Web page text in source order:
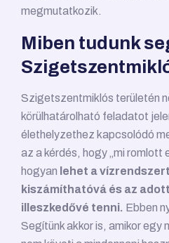
megmutatkozik.
Miben tudunk
Szigetszentmiklós területén
körülhatárolható feladatot
élethelyzethez kapcsolódó
az a kérdés, hogy „mi romlott
hogyan lehet a
kiszámíthatóvá és az
illeszkedővé tenni. Ebben
Segítünk akkor is, amikor egy